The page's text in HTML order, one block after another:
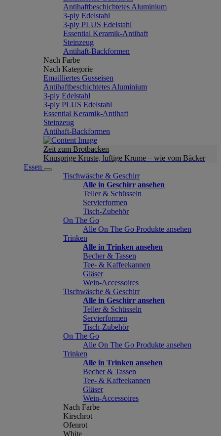
Antihaftbeschichtetes Aluminium
3-ply Edelstahl
3-ply PLUS Edelstahl
Essential Keramik-Antihaft
Steinzeug
Antihaft-Backformen
Nach Farbe
Nach Kategorie
Emailliertes Gusseisen
Antihaftbeschichtetes Aluminium
3-ply Edelstahl
3-ply PLUS Edelstahl
Essential Keramik-Antihaft
Steinzeug
Antihaft-Backformen
Zeit zum Brotbacken
Knusprige Kruste, luftige Krume – wie vom Bäcker
Essen
Tischwäsche & Geschirr
Alle in Geschirr ansehen
Teller & Schüsseln
Servierformen
Tisch-Zubehör
On The Go
Alle On The Go Produkte ansehen
Trinken
Alle in Trinken ansehen
Becher & Tassen
Tee- & Kaffeekannen
Gläser
Wein-Accessoires
Tischwäsche & Geschirr
Alle in Geschirr ansehen
Teller & Schüsseln
Servierformen
Tisch-Zubehör
On The Go
Alle On The Go Produkte ansehen
Trinken
Alle in Trinken ansehen
Becher & Tassen
Tee- & Kaffeekannen
Gläser
Wein-Accessoires
Nach Farbe
Kirschrot
Ofenrot
White